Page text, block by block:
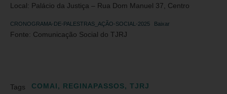
Local: Palácio da Justiça – Rua Dom Manuel 37, Centro
CRONOGRAMA-DE-PALESTRAS_AÇÃO-SOCIAL-2025 Baixar
Fonte: Comunicação Social do TJRJ
Tags COMAI, REGINAPASSOS, TJRJ